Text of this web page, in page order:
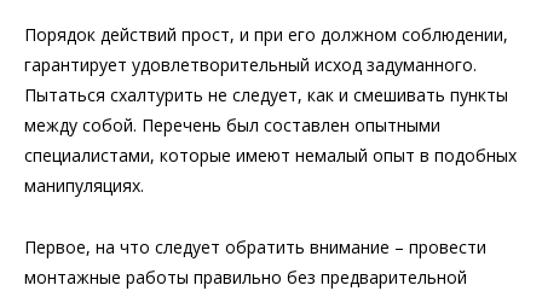
Порядок действий прост, и при его должном соблюдении,
гарантирует удовлетворительный исход задуманного.
Пытаться схалтурить не следует, как и смешивать пункты
между собой. Перечень был составлен опытными
специалистами, которые имеют немалый опыт в подобных
манипуляциях.
Первое, на что следует обратить внимание – провести
монтажные работы правильно без предварительной